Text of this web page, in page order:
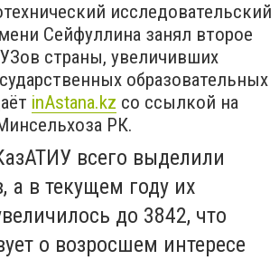
исследовательский
Сейфуллина занял второе
страны, увеличивших
образовательных
inAstana.kz со ссылкой на
РК.
всего выделили
а в текущем году их
до 3842, что
о возросшем интересе